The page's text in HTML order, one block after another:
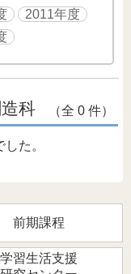
2011年度
科 （全 0 件）
た。
前期課程
学習生活支援